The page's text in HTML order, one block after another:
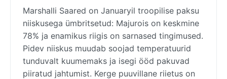
Marshalli Saared on Januaryil troopilise paksu
niiskusega ümbritsetud: Majurois on keskmine
78% ja enamikus riigis on sarnased tingimused.
Pidev niiskus muudab soojad temperatuurid
tunduvalt kuumemaks ja isegi ööd pakuvad
piiratud jahtumist. Kerge puuvillane riietus on